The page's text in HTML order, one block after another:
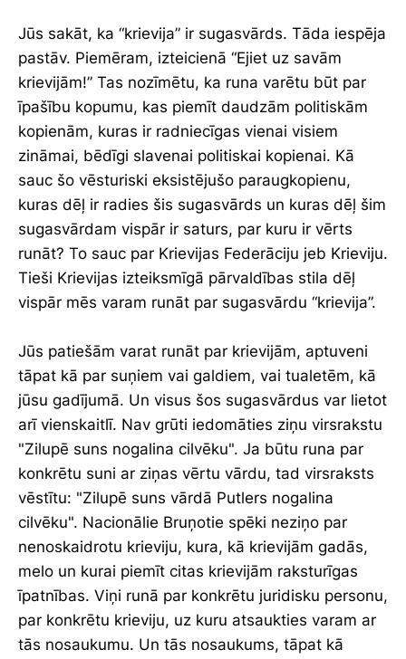
Jūs sakāt, ka “krievija” ir sugasvārds. Tāda iespēja
pastāv. Piemēram, izteicienā “Ejiet uz savām
krievijām!” Tas nozīmētu, ka runa varētu būt par
īpašību kopumu, kas piemīt daudzām politiskām
kopienām, kuras ir radniecīgas vienai visiem
zināmai, bēdīgi slavenai politiskai kopienai. Kā
sauc šo vēsturiski eksistējušo paraugkopienu,
kuras dēļ ir radies šis sugasvārds un kuras dēļ šim
sugasvārdam vispār ir saturs, par kuru ir vērts
runāt? To sauc par Krievijas Federāciju jeb Krieviju.
Tieši Krievijas izteiksmīgā pārvaldības stila dēļ
vispār mēs varam runāt par sugasvārdu “krievija”.
Jūs patiešām varat runāt par krievijām, aptuveni
tāpat kā par suņiem vai galdiem, vai tualetēm, kā
jūsu gadījumā. Un visus šos sugasvārdus var lietot
arī vienskaitlī. Nav grūti iedomāties ziņu virsrakstu
"Zilupē suns nogalina cilvēku". Ja būtu runa par
konkrētu suni ar ziņas vērtu vārdu, tad virsraksts
vēstītu: "Zilupē suns vārdā Putlers nogalina
cilvēku". Nacionālie Bruņotie spēki neziņo par
nenoskaidrotu krieviju, kura, kā krievijām gadās,
melo un kurai piemīt citas krievijām raksturīgas
īpatnības. Viņi runā par konkrētu juridisku personu,
par konkrētu krieviju, uz kuru atsaukties varam ar
tās nosaukumu. Un tās nosaukums, tāpat kā